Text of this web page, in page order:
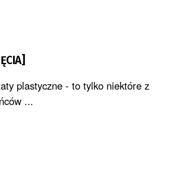
plastyczne - to tylko niektóre z
...